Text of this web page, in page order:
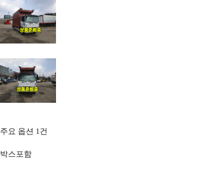
주요 옵션 1 건
박스포함